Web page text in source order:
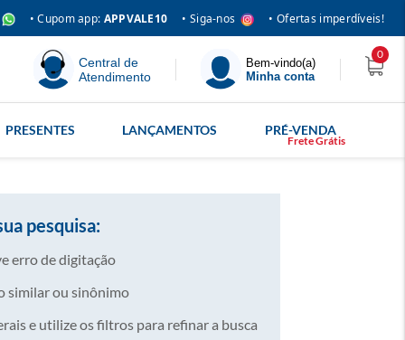
• Cupom app: APPVALE10 • Siga-nos • Ofertas imperdíveis!
Central de
Atendimento
Bem-vindo(a)
Minha conta
0
PRESENTES LANÇAMENTOS PRÉ-VENDA
pesquisa:
erro de digitação
similar ou sinônimo
e utilize os filtros para refinar a busca